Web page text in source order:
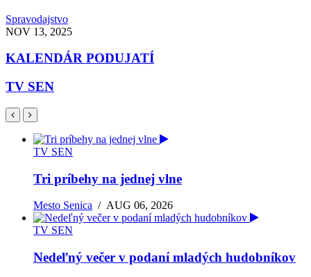
Spravodajstvo
NOV 13, 2025
KALENDÁR PODUJATÍ
TV SEN
TV SEN
Tri príbehy na jednej vlne
Mesto Senica /AUG 06, 2026
TV SEN
Nedeľný večer v podaní mladých hudobníkov